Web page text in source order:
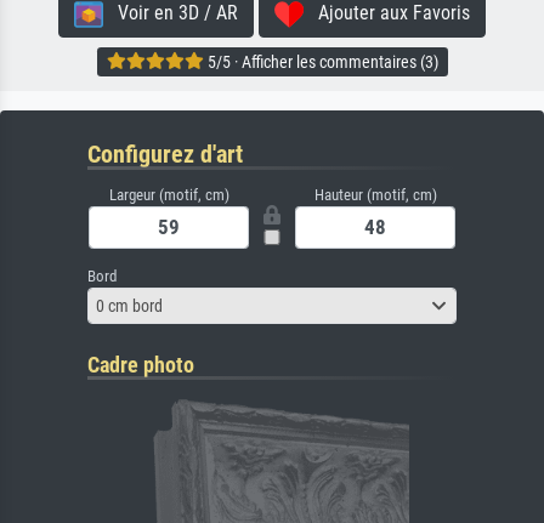
Voir en 3D / AR Ajouter aux Favoris
5/5 · Afficher les commentaires (3)
Configurez d'art
Largeur (motif, cm) Hauteur (motif, cm)
Bord
0 cm bord
Cadre photo